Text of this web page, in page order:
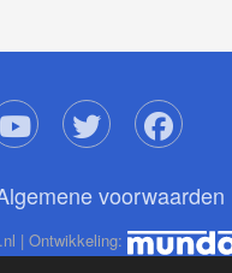
voorwaarden
| Ontwikkeling: